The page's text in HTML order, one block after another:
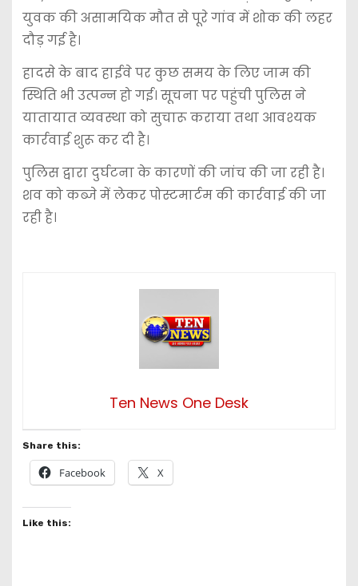
युवक की असामयिक मौत से पूरे गांव में शोक की लहर
दौड़ गई है।
हादसे के बाद हाईवे पर कुछ समय के लिए जाम की
स्थिति भी उत्पन्न हो गई। सूचना पर पहुंची पुलिस ने
यातायात व्यवस्था को सुचारू कराया तथा आवश्यक
कार्रवाई शुरू कर दी है।
पुलिस द्वारा दुर्घटना के कारणों की जांच की जा रही है।
शव को कब्जे में लेकर पोस्टमार्टम की कार्रवाई की जा
रही है।
Ten News One Desk
Share this:
Facebook X
Like this: